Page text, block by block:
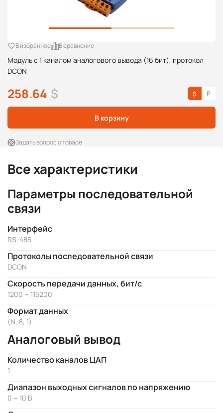
Модуль с 1 каналом аналогового вывода (16 бит), протокол
DCON
В избранное В сравнение
258.64 $
В корзину
Задать вопрос о товаре
Все характеристики
Параметры последовательной
связи
Интерфейс
RS-485
Протоколы последовательной связи
DCON
Скорость передачи данных, бит/с
1200 ~ 115200
Формат данных
(N, 8, 1)
Аналоговый вывод
Количество каналов ЦАП
1
Диапазон выходных сигналов по напряжению
0 ~ 10 В